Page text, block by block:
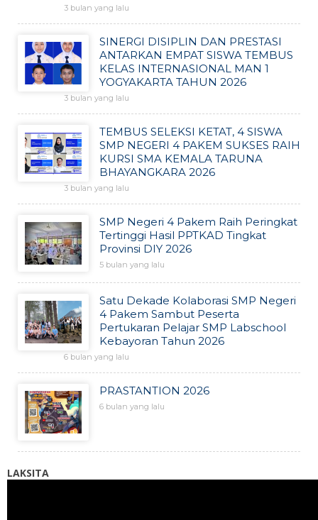
3 bulan yang lalu
SINERGI DISIPLIN DAN PRESTASI
ANTARKAN EMPAT SISWA TEMBUS
KELAS INTERNASIONAL MAN 1
YOGYAKARTA TAHUN 2026
3 bulan yang lalu
TEMBUS SELEKSI KETAT, 4 SISWA
SMP NEGERI 4 PAKEM SUKSES RAIH
KURSI SMA KEMALA TARUNA
BHAYANGKARA 2026
3 bulan yang lalu
SMP Negeri 4 Pakem Raih Peringkat
Tertinggi Hasil PPTKAD Tingkat
Provinsi DIY 2026
5 bulan yang lalu
Satu Dekade Kolaborasi SMP Negeri
4 Pakem Sambut Peserta
Pertukaran Pelajar SMP Labschool
Kebayoran Tahun 2026
6 bulan yang lalu
PRASTANTION 2026
6 bulan yang lalu
LAKSITA